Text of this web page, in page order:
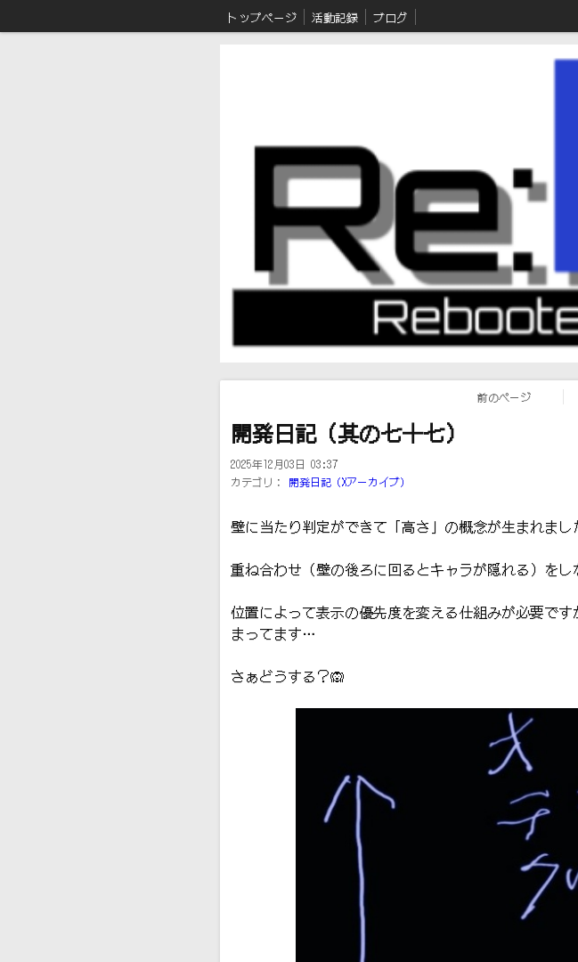
トップページ 活動記録 ブログ
前のページ
開発日記（其の七十七）
2025年12月03日 03:37
カテゴリ：
開発日記（Xアーカイブ）
壁に当たり判定ができて「高さ」の概念が生まれまし
重ね合わせ（壁の後ろに回るとキャラが隠れる）を
位置によって表示の優先度を変える仕組みが必要で
まってます…
さぁどうする？🙉